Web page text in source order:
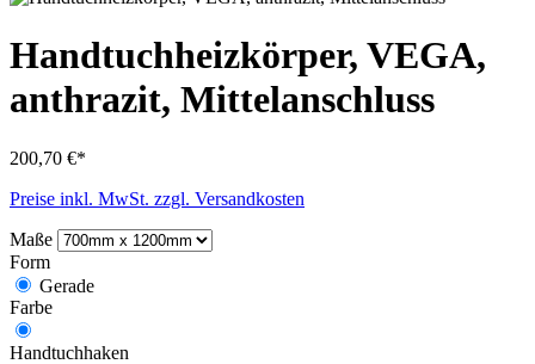
Handtuchheizkörper, VEGA,
anthrazit, Mittelanschluss
200,70 €*
Preise inkl. MwSt. zzgl. Versandkosten
Maße
Form
Gerade
Farbe
Handtuchhaken